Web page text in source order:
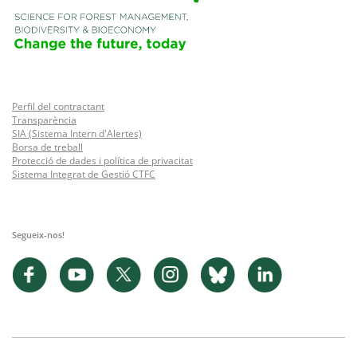
Perfil del contractant
Transparència
SIA (Sistema Intern d'Alertes)
Borsa de treball
Protecció de dades i política de privacitat
Sistema Integrat de Gestió CTFC
Segueix-nos!